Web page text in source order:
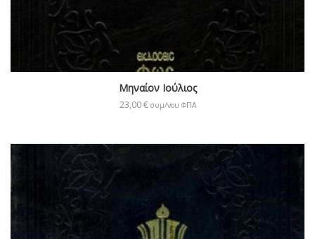
Μηναίον Ιούλιος
23,00€ συμ/νου ΦΠΑ